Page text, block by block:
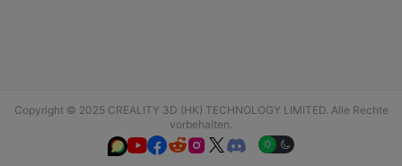
Copyright © 2025 CREALITY 3D (HK) TECHNOLOGY LIMITED. Alle Rechte
vorbehalten.
  